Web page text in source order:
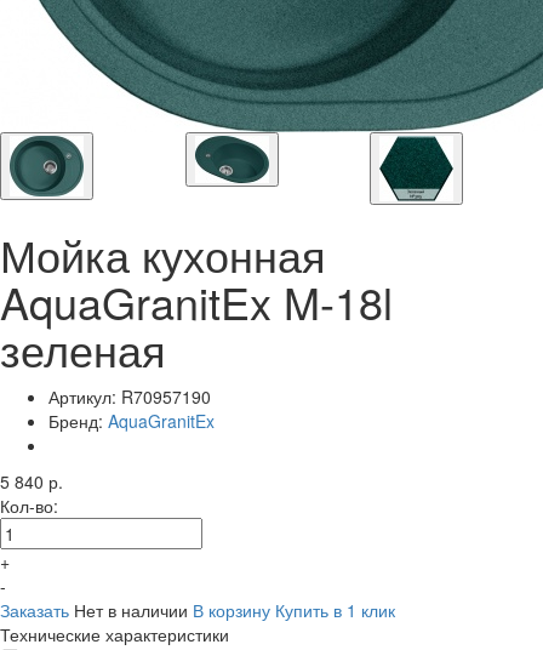
Мойка кухонная
AquaGranitEx M-18l
зеленая
Артикул: R70957190
Бренд: AquaGranitEx
5 840 р.
Кол-во:
+
-
Заказать Нет в наличии В корзину Купить в 1 клик
Технические характеристики